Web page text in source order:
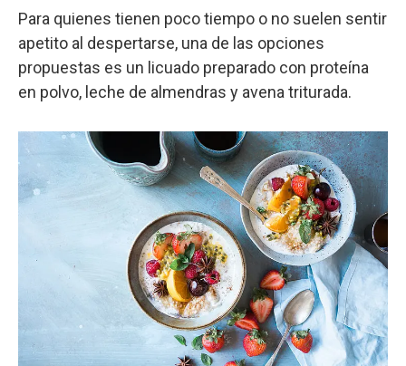
Para quienes tienen poco tiempo o no suelen sentir
apetito al despertarse, una de las opciones
propuestas es un licuado preparado con proteína
en polvo, leche de almendras y avena triturada.